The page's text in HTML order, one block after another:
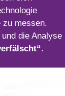
zu messen.
die Analyse
.